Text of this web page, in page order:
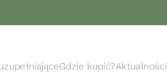
Gdzie kupić?Aktualności